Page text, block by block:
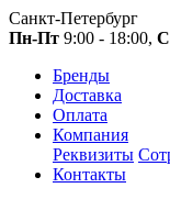
Санкт-Петербург
Пн-Пт 9:00 - 18:00,
Бренды
Доставка
Оплата
Компания
Реквизиты
Контакты